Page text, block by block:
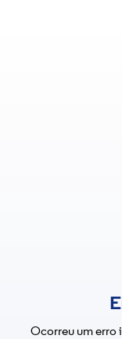
Ocorreu um erro